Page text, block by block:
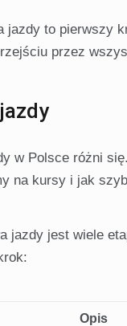
to pierwszy
przez
w Polsce różni
na kursy i jak
jazdy jest wiele
Opis